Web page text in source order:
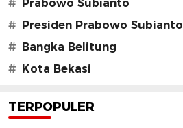
# Prabowo Subianto
# Presiden Prabowo Subianto
# Bangka Belitung
# Kota Bekasi
TERPOPULER